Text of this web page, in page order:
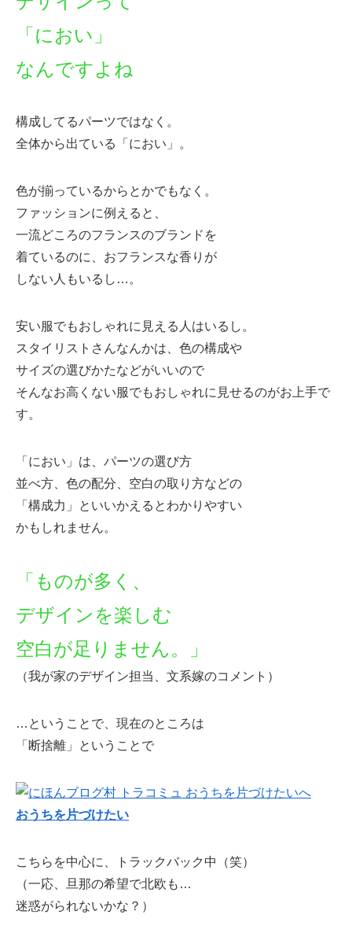
「におい」
なんですよね
構成してるパーツではなく。
全体から出ている「におい」。
色が揃っているからとかでもなく。
ファッションに例えると、
一流どころのフランスのブランドを
着ているのに、おフランスな香りが
しない人もいるし…。
安い服でもおしゃれに見える人はいるし。
スタイリストさんなんかは、色の構成や
サイズの選びかたなどがいいので
そんなお高くない服でもおしゃれに見せるのがお上手で
す。
「におい」は、パーツの選び方
並べ方、色の配分、空白の取り方などの
「構成力」といいかえるとわかりやすい
かもしれません。
「ものが多く、
デザインを楽しむ
空白が足りません。」
（我が家のデザイン担当、文系嫁のコメント）
…ということで、現在のところは
「断捨離」ということで
おうちを片づけたい
こちらを中心に、トラックバック中（笑）
（一応、旦那の希望で北欧も…
迷惑がられないかな？）